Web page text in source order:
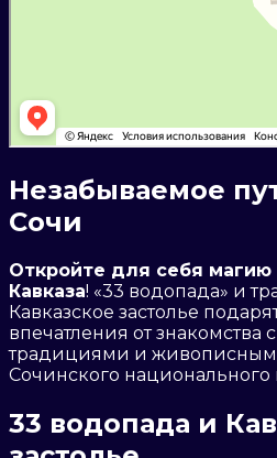
Незабываемое
Сочи
Откройте для себя
Кавказа! «33 водопада» и
Кавказское застолье
впечатления от знакомства
традициями и
Сочинского национального
33 водопада и